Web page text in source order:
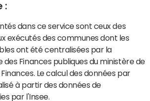
:
dans ce service sont ceux des
exécutés des communes dont les
ont été centralisées par la
Finances publiques du ministère de
Le calcul des données par
à partir des données de
par l'Insee.